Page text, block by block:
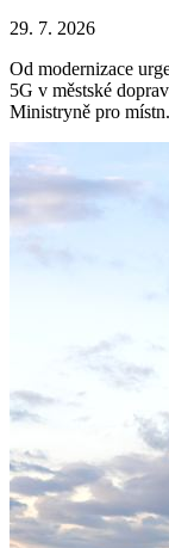
29. 7. 2026
Od modernizace
5G v městské
Ministryně pro